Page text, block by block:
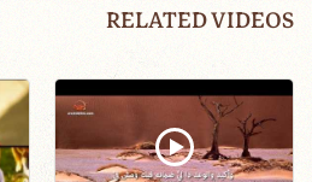
RELATED VIDEOS